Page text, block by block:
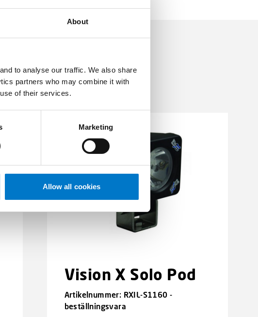
About
to analyse our traffic. We also share
partners who may combine it with
of their services.
Marketing
Allow all cookies
Vision X Solo Pod
Artikelnummer: RXIL-S1160 -
beställningsvara